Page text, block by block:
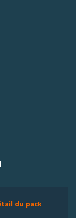
du pack